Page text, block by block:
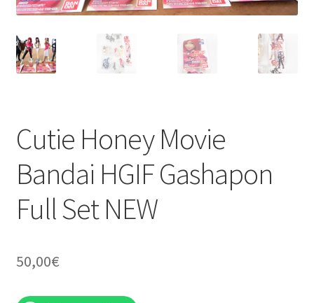
Cutie Honey Movie
Bandai HGIF Gashapon
Full Set NEW
50,00€